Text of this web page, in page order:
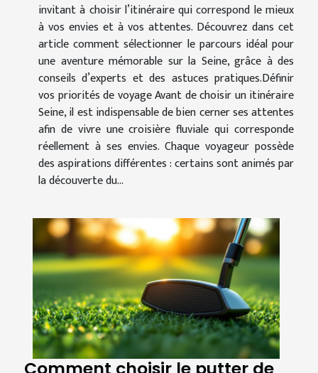
invitant à choisir l’itinéraire qui correspond le mieux
à vos envies et à vos attentes. Découvrez dans cet
article comment sélectionner le parcours idéal pour
une aventure mémorable sur la Seine, grâce à des
conseils d’experts et des astuces pratiques.Définir
vos priorités de voyage Avant de choisir un itinéraire
Seine, il est indispensable de bien cerner ses attentes
afin de vivre une croisière fluviale qui corresponde
réellement à ses envies. Chaque voyageur possède
des aspirations différentes : certains sont animés par
la découverte du...